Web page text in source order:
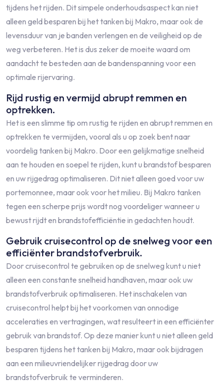
tijdens het rijden. Dit simpele onderhoudsaspect kan niet
alleen geld besparen bij het tanken bij Makro, maar ook de
levensduur van je banden verlengen en de veiligheid op de
weg verbeteren. Het is dus zeker de moeite waard om
aandacht te besteden aan de bandenspanning voor een
optimale rijervaring.
Rijd rustig en vermijd abrupt remmen en
optrekken.
Het is een slimme tip om rustig te rijden en abrupt remmen en
optrekken te vermijden, vooral als u op zoek bent naar
voordelig tanken bij Makro. Door een gelijkmatige snelheid
aan te houden en soepel te rijden, kunt u brandstof besparen
en uw rijgedrag optimaliseren. Dit niet alleen goed voor uw
portemonnee, maar ook voor het milieu. Bij Makro tanken
tegen een scherpe prijs wordt nog voordeliger wanneer u
bewust rijdt en brandstofefficiëntie in gedachten houdt.
Gebruik cruisecontrol op de snelweg voor een
efficiënter brandstofverbruik.
Door cruisecontrol te gebruiken op de snelweg kunt u niet
alleen een constante snelheid handhaven, maar ook uw
brandstofverbruik optimaliseren. Het inschakelen van
cruisecontrol helpt bij het voorkomen van onnodige
acceleraties en vertragingen, wat resulteert in een efficiënter
gebruik van brandstof. Op deze manier kunt u niet alleen geld
besparen tijdens het tanken bij Makro, maar ook bijdragen
aan een milieuvriendelijker rijgedrag door uw
brandstofverbruik te verminderen.